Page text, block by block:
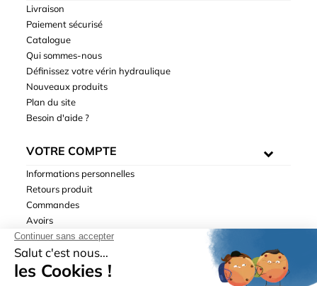
Livraison
Paiement sécurisé
Catalogue
Qui sommes-nous
Définissez votre vérin hydraulique
Nouveaux produits
Plan du site
Besoin d'aide ?
VOTRE COMPTE
Informations personnelles
Retours produit
Commandes
Avoirs
Adresses
Bons de réduction